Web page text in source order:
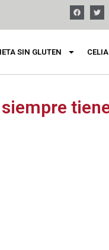
SIN GLUTEN